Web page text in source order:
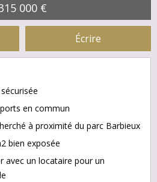
000 €
Écrire
en commun
à proximité du parc Barbieux
bien exposée
avec un locataire pour un